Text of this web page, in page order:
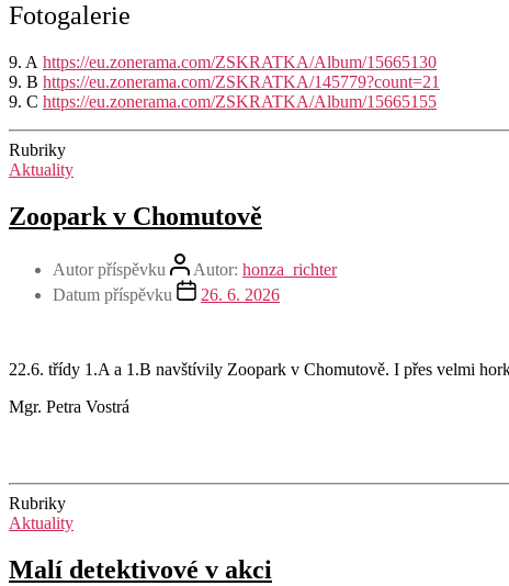
Fotogalerie
9. A https://eu.zonerama.com/ZSKRATKA/Album/15665130
9. B https://eu.zonerama.com/ZSKRATKA/145779?count=21
9. C https://eu.zonerama.com/ZSKRATKA/Album/15665155
Rubriky
Aktuality
Zoopark v Chomutově
Autor příspěvku Autor: honza_richter
Datum příspěvku
26. 6. 2026
22.6. třídy 1.A a 1.B navštívily Zoopark v Chomutově. I přes velmi
Mgr. Petra Vostrá
Rubriky
Aktuality
Malí detektivové v akci